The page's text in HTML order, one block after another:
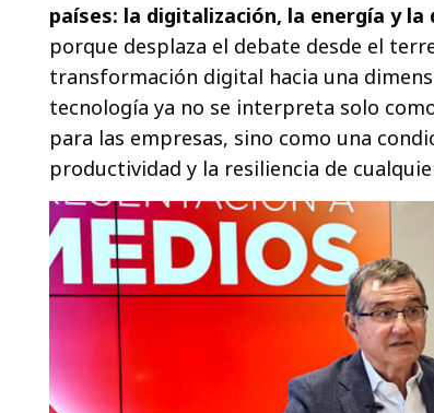
países: la digitalización, la energía y la
porque desplaza el debate desde el
transformación digital hacia una
tecnología ya no se interpreta solo
para las empresas, sino como una
productividad y la resiliencia de